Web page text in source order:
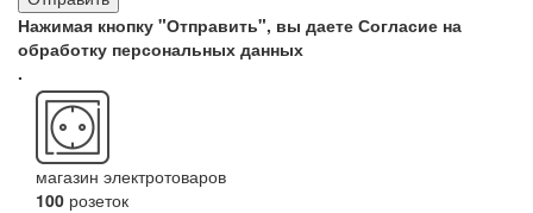
Нажимая кнопку "Отправить", вы даете Согласие на
обработку персональных данных
.
магазин электротоваров
100 розеток